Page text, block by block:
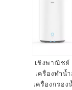
เชิงพาณิชย์
เครื่องทำน้
เครื่องกรอ